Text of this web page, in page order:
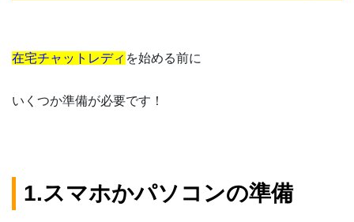
在宅チャットレディ を始める前に
いくつか準備が必要です！
1.スマホかパソコンの準備